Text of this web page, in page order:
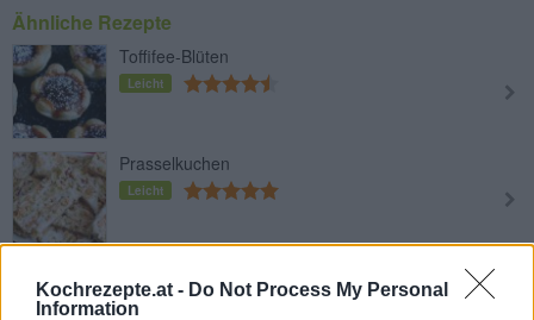
Kochrezepte.at - Do Not Process My Personal
Information
Ähnliche Rezepte
Toffifee-Blüten
Leicht
Prasselkuchen
Leicht
Leicht